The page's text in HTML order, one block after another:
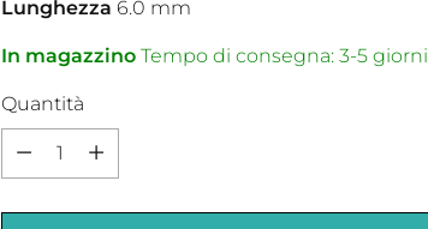
Lunghezza 6.0 mm
In magazzinoTempo di consegna: 3-5 giorni
Quantità
Quantità